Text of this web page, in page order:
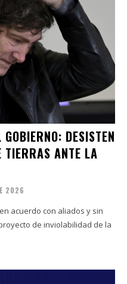
DESISTEN
TIERRAS ANTE LA
2026
acuerdo con aliados y sin
de inviolabilidad de la